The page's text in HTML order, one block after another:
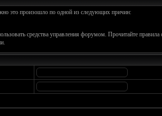
это произошло по одной из следующих причин:
средства управления форумом. Прочитайте